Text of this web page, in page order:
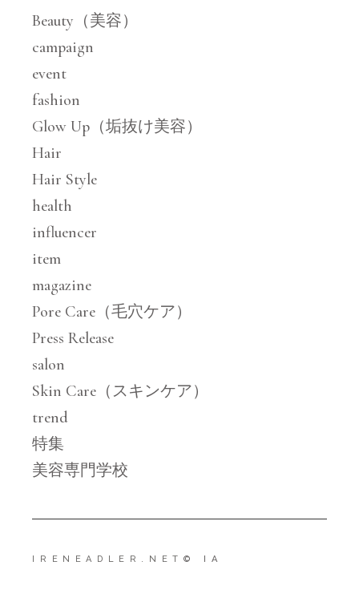
Beauty（美容）
campaign
event
fashion
Glow Up（垢抜け美容）
Hair
Hair Style
health
influencer
item
magazine
Pore Care（毛穴ケア）
Press Release
salon
Skin Care（スキンケア）
trend
特集
美容専門学校
IRENEADLER.NET © IA